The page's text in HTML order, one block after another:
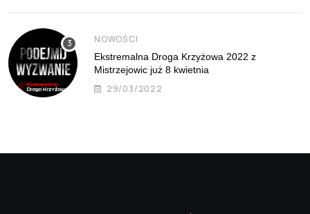
NOWOŚCI
Ekstremalna Droga Krzyżowa 2022 z
Mistrzejowic już 8 kwietnia
29/03/2022